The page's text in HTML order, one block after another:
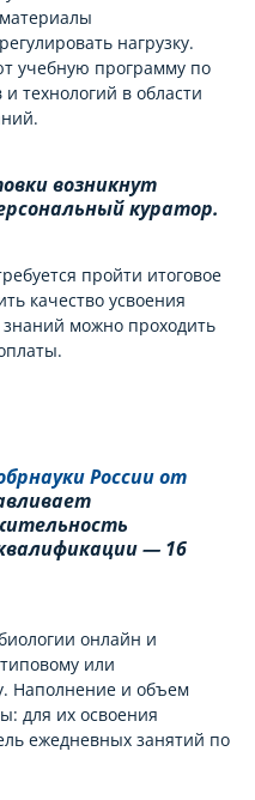
нагрузку.
учебную программу по
технологий в области
возникнут
куратор.
пройти итоговое
качество усвоения
можно проходить
России от
— 16
онлайн и
или
Наполнение и объем
для их освоения
ежедневных занятий по